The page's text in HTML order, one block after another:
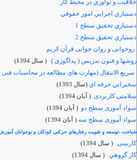
خلاقيت و نوآوري در محيط كار
دستياري اجرايي امور حقوقي
دستياري تحقيق سطح 1
دستياري تحقيق سطح 2
روخوانی و روان خوانی قرآن کریم
روشها و فنون تدریس ( پداگوژی ) ( سال 1394)
سریع الانتقال (مهارت های مطالعه در محاسبات
سخنراني حرفه اي (سال 1393)
سلامتی کاربردی ( آبان 1394)
سواد آموزی سطح دو ( آبان 1394)
سواد آموزی سطح سه ( آبان 1394)
شناخت ،توسعه و تقويت رفتارهاي حركتي كودكان و نوجوانان
کاربینی ( سال 1394)
كار گروهي ( سال 1394)